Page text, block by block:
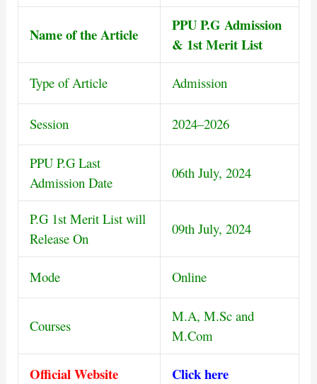
Name of the Article
PPU P.G Admission
& 1st Merit List
Type of Article Admission
Session 2024–2026
PPU P.G Last
Admission Date
06th July, 2024
P.G 1st Merit List will
Release On
09th July, 2024
Mode Online
Courses
M.A, M.Sc and
M.Com
Official Website Click here